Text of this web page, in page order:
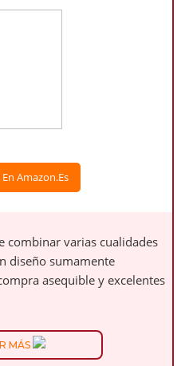
Amazon.es
combinar varias cualidades
diseño sumamente
asequible y excelentes
MÁS